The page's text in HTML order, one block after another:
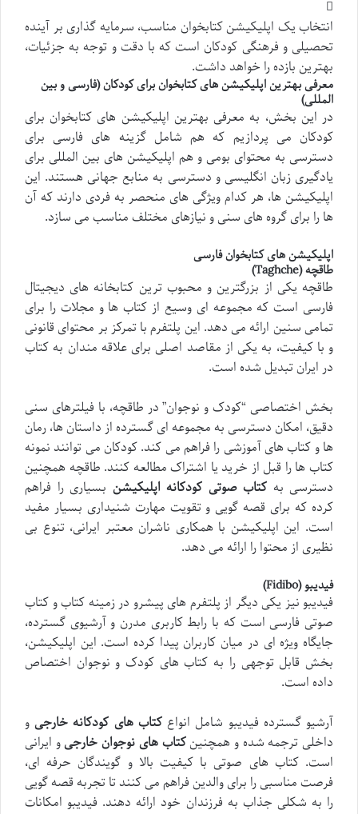
انتخاب یک اپلیکیشن کتابخوان مناسب، سرمایه گذاری بر آینده
تحصیلی و فرهنگی کودکان است که با دقت و توجه به جزئیات،
بهترین بازده را خواهد داشت.
معرفی بهترین اپلیکیشن های کتابخوان برای کودکان (فارسی و بین
المللی)
در این بخش، به معرفی بهترین اپلیکیشن های کتابخوان برای
کودکان می پردازیم که هم شامل گزینه های فارسی برای
دسترسی به محتوای بومی و هم اپلیکیشن های بین المللی برای
یادگیری زبان انگلیسی و دسترسی به منابع جهانی هستند. این
اپلیکیشن ها، هر کدام ویژگی های منحصر به فردی دارند که آن
ها را برای گروه های سنی و نیازهای مختلف مناسب می سازد.
اپلیکیشن های کتابخوان فارسی
طاقچه (Taghche)
طاقچه یکی از بزرگترین و محبوب ترین کتابخانه های دیجیتال
فارسی است که مجموعه ای وسیع از کتاب ها و مجلات را برای
تمامی سنین ارائه می دهد. این پلتفرم با تمرکز بر محتوای قانونی
و با کیفیت، به یکی از مقاصد اصلی برای علاقه مندان به کتاب
در ایران تبدیل شده است.
بخش اختصاصی “کودک و نوجوان” در طاقچه، با فیلترهای سنی
دقیق، امکان دسترسی به مجموعه ای گسترده از داستان ها، رمان
ها و کتاب های آموزشی را فراهم می کند. کودکان می توانند نمونه
کتاب ها را قبل از خرید یا اشتراک مطالعه کنند. طاقچه همچنین
دسترسی به کتاب صوتی کودکانه اپلیکیشن بسیاری را فراهم
کرده که برای قصه گویی و تقویت مهارت شنیداری بسیار مفید
است. این اپلیکیشن با همکاری ناشران معتبر ایرانی، تنوع بی
نظیری از محتوا را ارائه می دهد.
فیدیبو (Fidibo)
فیدیبو نیز یکی دیگر از پلتفرم های پیشرو در زمینه کتاب و کتاب
صوتی فارسی است که با رابط کاربری مدرن و آرشیوی گسترده،
جایگاه ویژه ای در میان کاربران پیدا کرده است. این اپلیکیشن،
بخش قابل توجهی را به کتاب های کودک و نوجوان اختصاص
داده است.
آرشیو گسترده فیدیبو شامل انواعکتاب های کودکانه خارجیو
داخلی ترجمه شده و همچنینکتاب های نوجوان خارجیو ایرانی
است. کتاب های صوتی با کیفیت بالا و گویندگان حرفه ای،
فرصت مناسبی را برای والدین فراهم می کنند تا تجربه قصه گویی
را به شکلی جذاب به فرزندان خود ارائه دهند. فیدیبو امکانات